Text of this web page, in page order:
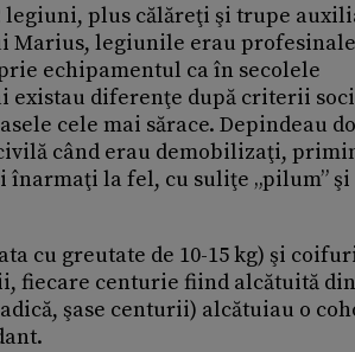
legiuni, plus călăreţi şi trupe
Marius, legiunile erau
echipamentul ca în secolele
existau diferenţe după criterii
cele mai sărace. Depindeau
când erau demobilizaţi,
la fel, cu suliţe „pilum” şi
cu greutate de 10-15 kg) şi
fiecare centurie fiind alcătuită
şase centurii) alcătuiau o